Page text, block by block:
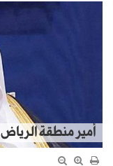
أمير منطقة الرياض